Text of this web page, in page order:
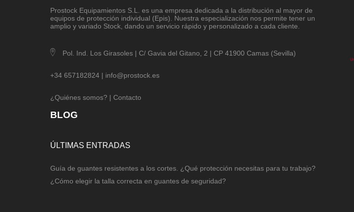
Prostock Equipamientos S.L
. es una empresa dedicada a la distribución al mayor de
equipos de protección individual (Epis). Nuestra especialización nos permite tener un
amplio y variado Stock, dando un servicio rápido y personalizado a cada cliente.
Pol. Ind. Los Girasoles | C/ Gavia del Gitano, 2 | CP 41900 Camas (Sevilla)
+34 657182824 | info@prostock.es
¿Quiénes somos? | Contacto
BLOG
ÚLTIMAS ENTRADAS
Guía de guantes resistentes a los cortes. ¿Qué protección necesitas para tu trabajo?
¿Cómo elegir la talla correcta en guantes de seguridad?